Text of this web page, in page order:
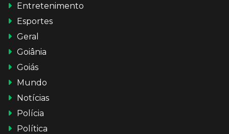
Entretenimento
Esportes
Geral
Goiânia
Goiás
Mundo
Notícias
Polícia
Política